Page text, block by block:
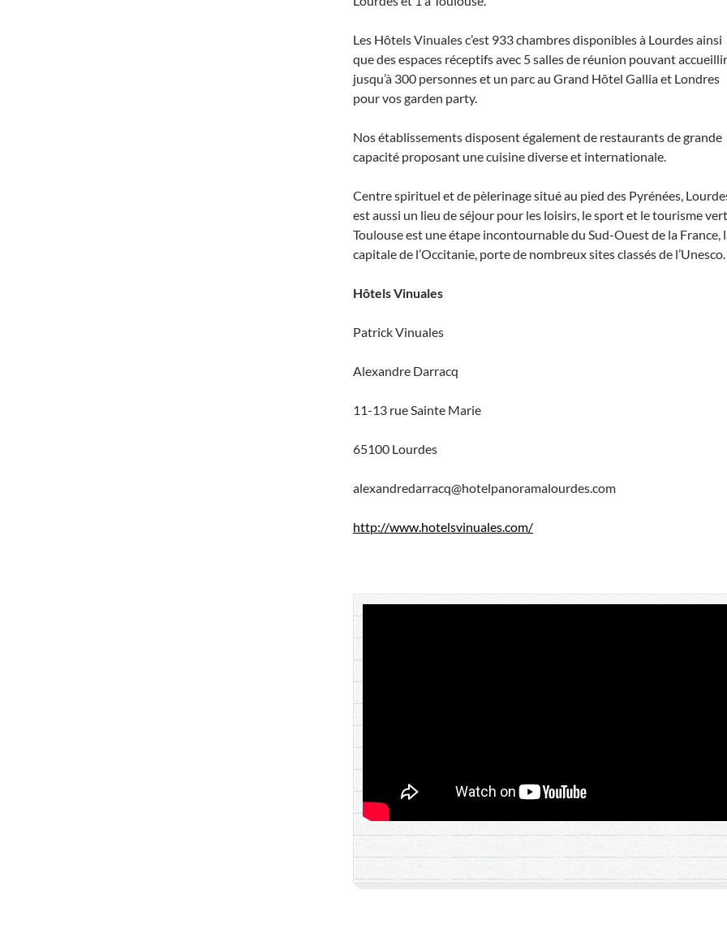
Les Hôtels Vinuales c’est 933 chambres disponibles à Lourdes ainsi
que des espaces réceptifs avec 5 salles de réunion pouvant accueillir
jusqu’à 300 personnes et un parc au Grand Hôtel Gallia et Londres
pour vos garden party.
Nos établissements disposent également de restaurants de grande
capacité proposant une cuisine diverse et internationale.
Centre spirituel et de pèlerinage situé au pied des Pyrénées,
est aussi un lieu de séjour pour les loisirs, le sport et le tourisme
Toulouse est une étape incontournable du Sud-Ouest de la France,
capitale de l’Occitanie, porte de nombreux sites classés de l’Unesco.
Hôtels Vinuales
Patrick Vinuales
Alexandre Darracq
11-13 rue Sainte Marie
65100 Lourdes
alexandredarracq@hotelpanoramalourdes.com
http://www.hotelsvinuales.com/